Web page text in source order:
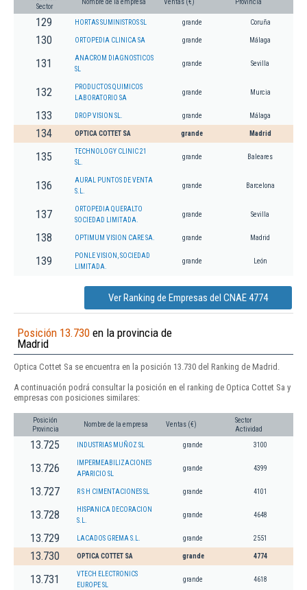
Sector
Nombre de la empresa Ventas (€) Provincia
129 HORTAS SUMINISTROS SL grande Coruña
130 ORTOPEDIA CLINICA SA grande Málaga
131
ANACROM DIAGNOSTICOS
SL
grande Sevilla
132
PRODUCTOS QUIMICOS
LABORATORIO SA
grande Murcia
133 DROP VISION SL. grande Málaga
134 OPTICA COTTET SA grande Madrid
135
TECHNOLOGY CLINIC 21
SL.
grande Baleares
136
AURAL PUNTOS DE VENTA
S.L.
grande Barcelona
137
ORTOPEDIA QUERALTO
SOCIEDAD LIMITADA.
grande Sevilla
138 OPTIMUM VISION CARE SA. grande Madrid
139
PONLE VISION, SOCIEDAD
LIMITADA.
grande León
Ver Ranking de Empresas del CNAE 4774
Posición 13.730 en la provincia de
Madrid
Optica Cottet Sa se encuentra en la posición 13.730 del Ranking de Madrid.
A continuación podrá consultar la posición en el ranking de Optica Cottet Sa y
empresas con posiciones similares:
Posición
Provincia
Nombre de la empresa Ventas (€)
Sector
Actividad
13.725 INDUSTRIAS MUÑOZ SL grande 3100
13.726
IMPERMEABILIZACIONES
APARICIO SL
grande 4399
13.727 R S H CIMENTACIONES SL grande 4101
13.728
HISPANICA DECORACION
S.L.
grande 4648
13.729 LACADOS GREMA S.L. grande 2551
13.730 OPTICA COTTET SA grande 4774
13.731
VTECH ELECTRONICS
EUROPE SL
grande 4618